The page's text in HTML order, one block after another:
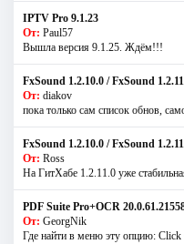
IPTV Pro 9.1.23
От: Paul57
Вышла версия 9.1.25. Ждём!!!
FxSound 1.2.10.0 / FxSound
От: diakov
пока только сам список обнов,
FxSound 1.2.10.0 / FxSound
От: Ross
На ГитХабе 1.2.11.0 уже
PDF Suite Pro+OCR
От: GeorgNik
Где найти в меню эту опцию: